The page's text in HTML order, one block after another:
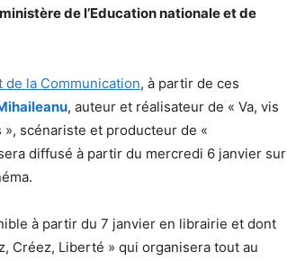
de l’Education nationale et de
la Communication, à partir de ces
, auteur et réalisateur de « Va, vis
», scénariste et producteur de «
diffusé à partir du mercredi 6 janvier sur
à partir du 7 janvier en librairie et dont
Créez, Liberté » qui organisera tout au